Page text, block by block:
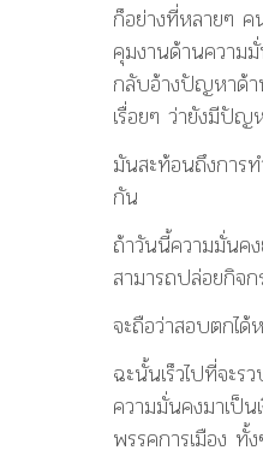
ก็อย่างที่หลายๆ
คุมงานด้านความ
กลับอ้างปัญหาด้า
เรื่อยๆ ว่ายังมีปัญ
มันสะท้อนถึงการ
กัน
ถ้าวันนี้ความมั่นค
สามารถปล่อยกิจ
จะถือว่าสอบตกได้
ฉะนั้นเร็วไปที่จะร
ความมั่นคงมาเป็น
พรรคการเมือง ทั้